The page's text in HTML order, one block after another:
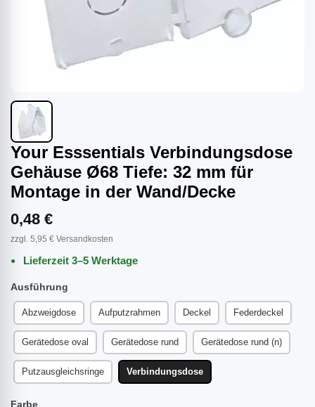
Your Esssentials Verbindungsdose
Gehäuse Ø68 Tiefe: 32 mm für
Montage in der Wand/Decke
0,48 €
zzgl. 5,95 € Versandkosten
Lieferzeit 3–5 Werktage
Ausführung
Abzweigdose Aufputzrahmen Deckel Federdeckel
Gerätedose oval Gerätedose rund Gerätedose rund (n)
Putzausgleichsringe Verbindungsdose
Farbe